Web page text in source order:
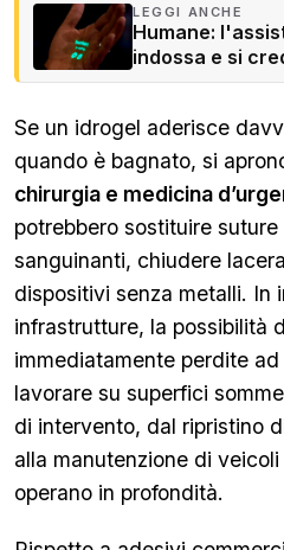
LEGGI ANCHE
Humane:
indossa e si
Se un idrogel aderisce
quando è bagnato, si
chirurgia e medicina
potrebbero sostituire
sanguinanti, chiudere
dispositivi senza metalli. In
infrastrutture, la possibilità
immediatamente perdite
lavorare su superfici
di intervento, dal ripristino
alla manutenzione di
operano in profondità.